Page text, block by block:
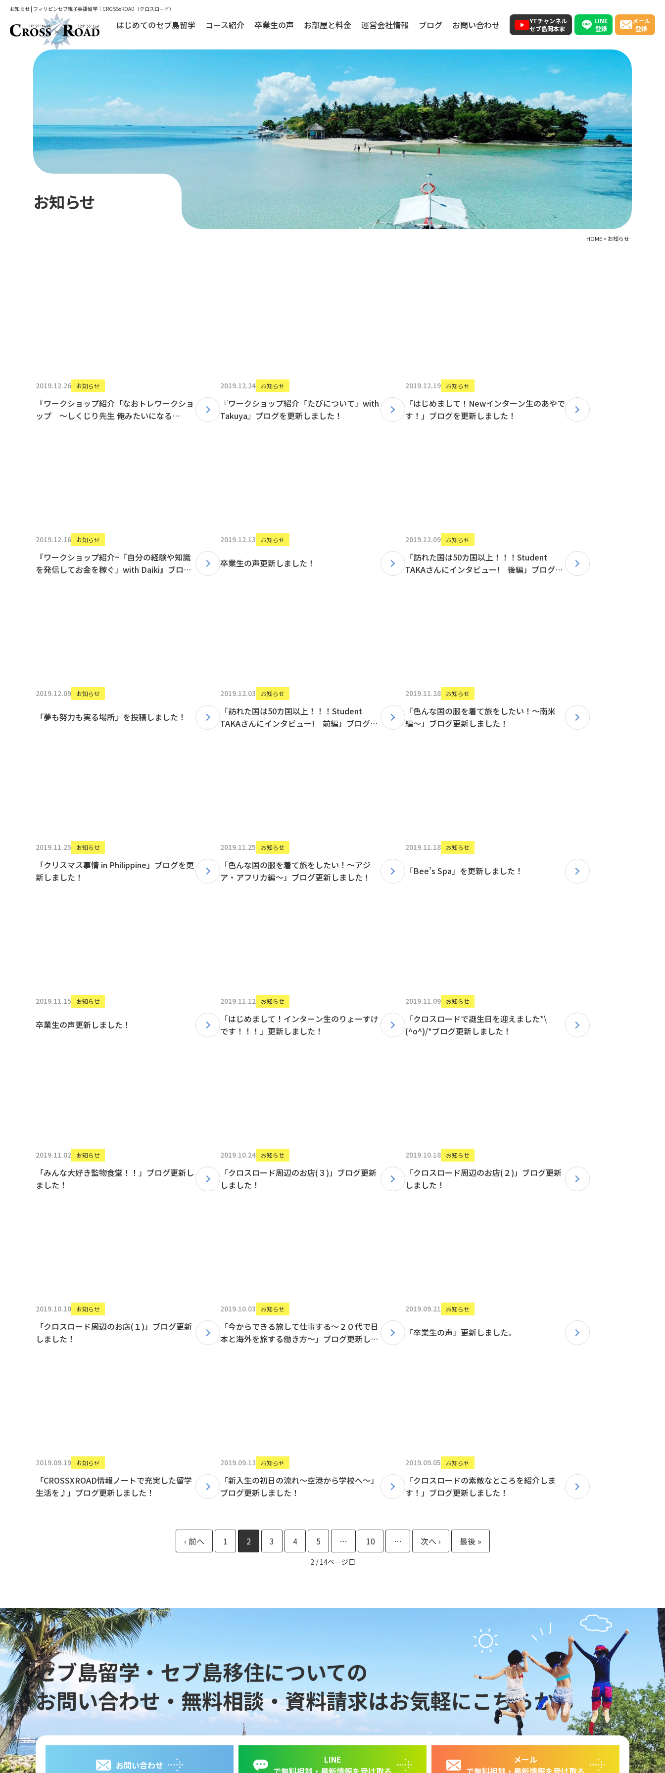
お知らせ | フィリピンセブ親子英語留学｜CROSSxROAD（クロスロード）
はじめてのセブ島留学 コース紹介 卒業生の声 お部屋と料金 運営会社情報 ブログ お問い合わせ
YTチャンネル
セブ島岡本家
LINE
登録
メール
登録
お知らせ
HOME>お知らせ
2019.12.26 お知らせ
『ワークショップ紹介「なおトレワークショ
ップ 〜しくじり先生 俺みたいになる
2019.12.24 お知らせ
『ワークショップ紹介「たびについて」with
Takuya』ブログを更新しました！
2019.12.19 お知らせ
「はじめまして！Newインターン生のあやで
す！」ブログを更新しました！
2019.12.16 お知らせ
『ワークショップ紹介~「自分の経験や知識
を発信してお金を稼ぐ」with Daiki』ブログ
2019.12.13 お知らせ
卒業生の声更新しました！
2019.12.09 お知らせ
「訪れた国は50カ国以上！！！Student
TAKAさんにインタビュー! 後編」ブログを
2019.12.09 お知らせ
「夢も努力も実る場所」を投稿しました！
2019.12.03 お知らせ
「訪れた国は50カ国以上！！！Student
TAKAさんにインタビュー! 前編」ブログを
2019.11.28 お知らせ
「色んな国の服を着て旅をしたい！〜南米
編〜」ブログ更新しました！
2019.11.25 お知らせ
「クリスマス事情 in Philippine」ブログを更
新しました！
2019.11.25 お知らせ
「色んな国の服を着て旅をしたい！〜アジ
ア・アフリカ編〜」ブログ更新しました！
2019.11.18 お知らせ
「Bee’s Spa」を更新しました！
2019.11.15 お知らせ
卒業生の声更新しました！
2019.11.12 お知らせ
「はじめまして！インターン生のりょーすけ
です！！！」更新しました！
2019.11.09 お知らせ
「クロスロードで誕生日を迎えました*\
(^o^)/*ブログ更新しました！
2019.11.02 お知らせ
「みんな大好き監物食堂！！」ブログ更新し
ました！
2019.10.24 お知らせ
「クロスロード周辺のお店(３)」ブログ更新
しました！
2019.10.18 お知らせ
「クロスロード周辺のお店(２)」ブログ更新
しました！
2019.10.10 お知らせ
「クロスロード周辺のお店(１)」ブログ更新
しました！
2019.10.03 お知らせ
「今からできる旅して仕事する〜２０代で日
本と海外を旅する働き方〜」ブログ更新しま
2019.09.21 お知らせ
「卒業生の声」更新しました。
2019.09.19 お知らせ
「CROSSXROAD情報ノートで充実した留学
生活を♪」ブログ更新しました！
2019.09.12 お知らせ
「新入生の初日の流れ〜空港から学校へ〜」
ブログ更新しました！
2019.09.05 お知らせ
「クロスロードの素敵なところを紹介しま
す！」ブログ更新しました！
2 / 14
1 2 3 4 5 … 10 …
セブ島留学・セブ島移住についての
お問い合わせ・無料相談・資料請求はお気軽にこちらから
お問い合わせ
LINE
メール